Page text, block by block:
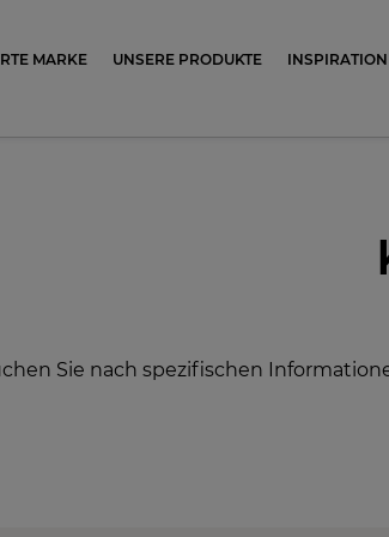
le meilleur du chocolat
MARKE UNSERE PRODUKTE INSPIRATION
Sie nach spezifischen